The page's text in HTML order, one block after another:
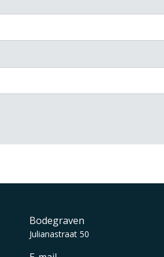
Bodegraven
Julianastraat 50